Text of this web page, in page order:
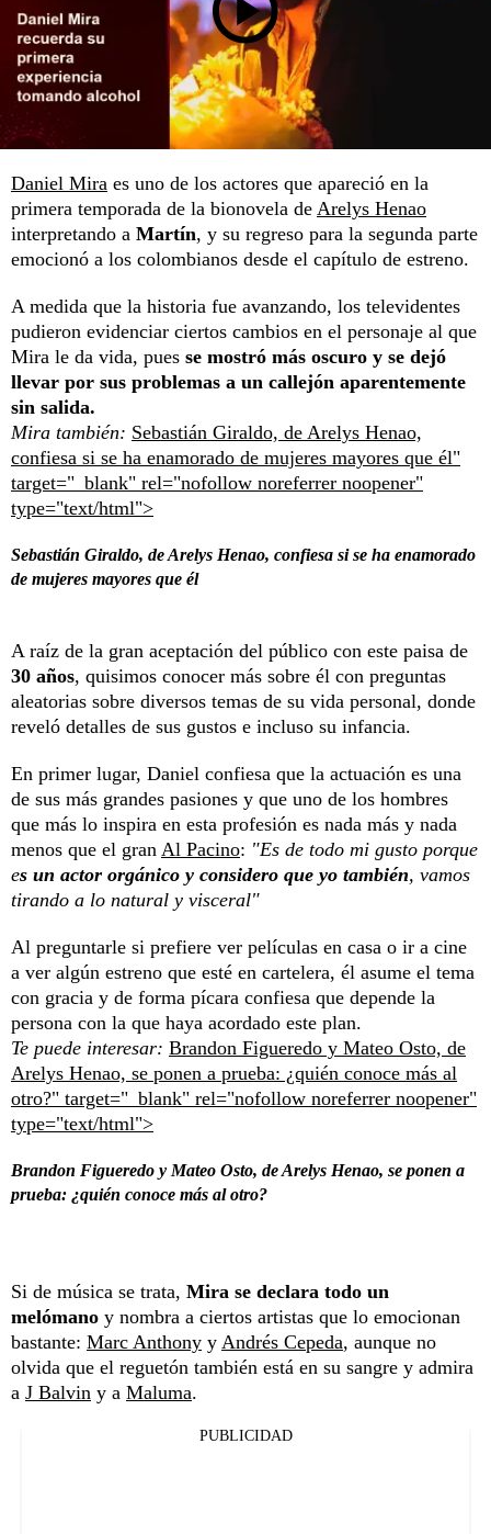
Daniel Mira es uno de los actores que apareció en la
primera temporada de la bionovela de Arelys Henao
interpretando a Martín, y su regreso para la segunda parte
emocionó a los colombianos desde el capítulo de estreno.
A medida que la historia fue avanzando, los televidentes
pudieron evidenciar ciertos cambios en el personaje al que
Mira le da vida, pues se mostró más oscuro y se dejó
llevar por sus problemas a un callejón aparentemente
sin salida.
Mira también: Sebastián Giraldo, de Arelys Henao,
confiesa si se ha enamorado de mujeres mayores que él"
target="_blank" rel="nofollow noreferrer noopener"
type="text/html">
Sebastián Giraldo, de Arelys Henao, confiesa si se ha enamorado
de mujeres mayores que él
A raíz de la gran aceptación del público con este paisa de
30 años, quisimos conocer más sobre él con preguntas
aleatorias sobre diversos temas de su vida personal, donde
reveló detalles de sus gustos e incluso su infancia.
En primer lugar, Daniel confiesa que la actuación es una
de sus más grandes pasiones y que uno de los hombres
que más lo inspira en esta profesión es nada más y nada
menos que el gran Al Pacino: "Es de todo mi gusto porque
es un actor orgánico y considero que yo también, vamos
tirando a lo natural y visceral"
Al preguntarle si prefiere ver películas en casa o ir a cine
a ver algún estreno que esté en cartelera, él asume el tema
con gracia y de forma pícara confiesa que depende la
persona con la que haya acordado este plan.
Te puede interesar: Brandon Figueredo y Mateo Osto, de
Arelys Henao, se ponen a prueba: ¿quién conoce más al
otro?" target="_blank" rel="nofollow noreferrer noopener"
type="text/html">
Brandon Figueredo y Mateo Osto, de Arelys Henao, se ponen a
prueba: ¿quién conoce más al otro?
Si de música se trata, Mira se declara todo un
melómano y nombra a ciertos artistas que lo emocionan
bastante: Marc Anthony y Andrés Cepeda, aunque no
olvida que el reguetón también está en su sangre y admira
a J Balvin y a Maluma.
PUBLICIDAD